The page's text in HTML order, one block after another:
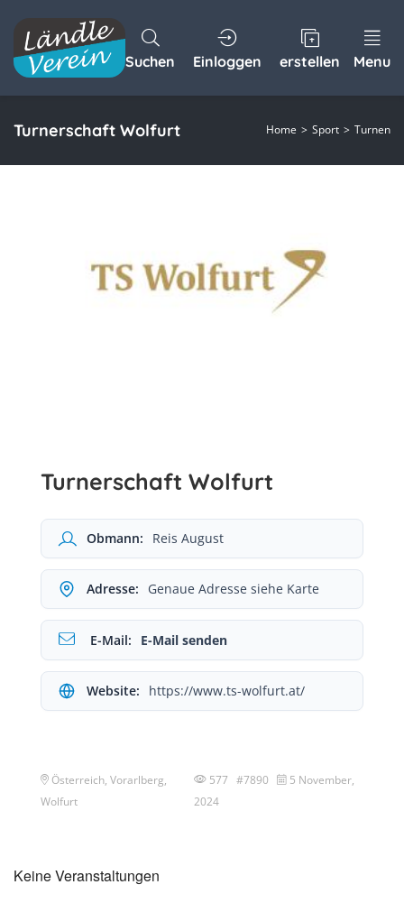
Suchen Einloggen erstellen Menu
Turnerschaft Wolfurt Home Sport Turnen
Turnerschaft Wolfurt
Obmann: Reis August
Adresse: Genaue Adresse siehe Karte
E-Mail: E-Mail senden
Website: https://www.ts-wolfurt.at/
Österreich, Vorarlberg,
Wolfurt
577 #7890
5 November,
2024
Keine Veranstaltungen